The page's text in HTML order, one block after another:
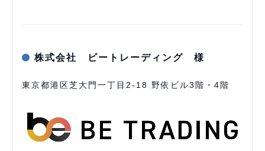
株式会社 ビートレーディング 様
東京都港区芝大門一丁目2-18 野依ビル3階・4階